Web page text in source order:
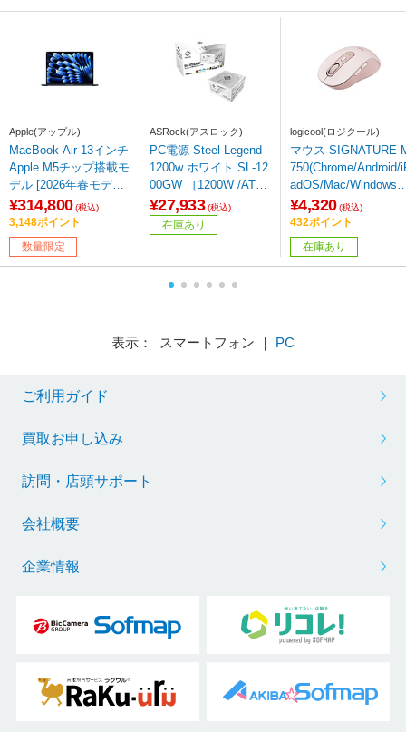
Apple(アップル)
MacBook Air 13インチ
Apple M5チップ搭載モ
デル [2026年春モデル/
SSD 1TB/メモリ24G
B/10コアCPUと10コア
GPU] ミッドナイト M
DHG4J/A 【sof001】
¥314,800 (税込)
3,148ポイント
数量限定
ASRock(アスロック)
PC電源 Steel Legend
1200w ホワイト SL-12
00GW ［1200W /ATX /
Cybenetics Platinum /
80PLUS Gold］
¥27,933 (税込)
在庫あり
logicool(ロジクール)
マウス SIGNATURE
750(Chrome/Android/
adOS/Mac/
対応) ローズ M750MR
O ［光学式 /無線(ワ
ヤレス) /6ボタン /
tooth・USB］
¥4,320 (税込)
432ポイント
在庫あり
表示： スマートフォン ｜ PC
ご利用ガイド
買取お申し込み
訪問・店頭サポート
会社概要
企業情報